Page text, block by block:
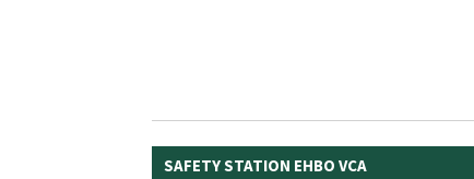
SAFETY STATION EHBO VCA